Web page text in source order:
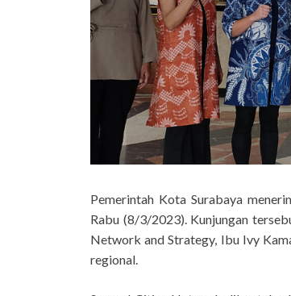
Pemerintah Kota Surabaya
Rabu (8/3/2023). Kunjungan
Network and Strategy, Ibu Ivy
regional.